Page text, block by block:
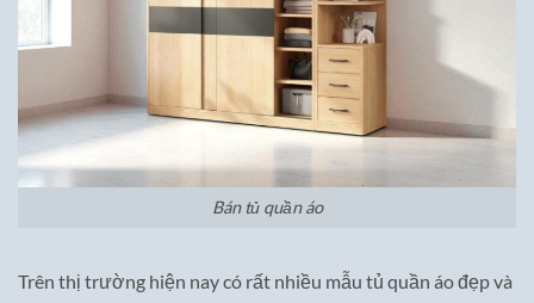
Bán tủ quần áo
Trên thị trường hiện nay có rất nhiều mẫu tủ quần áo đẹp và